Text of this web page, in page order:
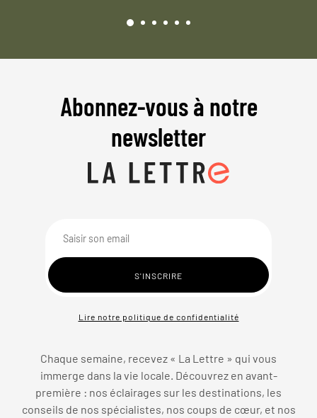
Abonnez-vous à notre
newsletter
Lire notre politique de confidentialité
Chaque semaine, recevez « La Lettre » qui vous
immerge dans la vie locale. Découvrez en avant-
première : nos éclairages sur les destinations, les
conseils de nos spécialistes, nos coups de cœur, et nos